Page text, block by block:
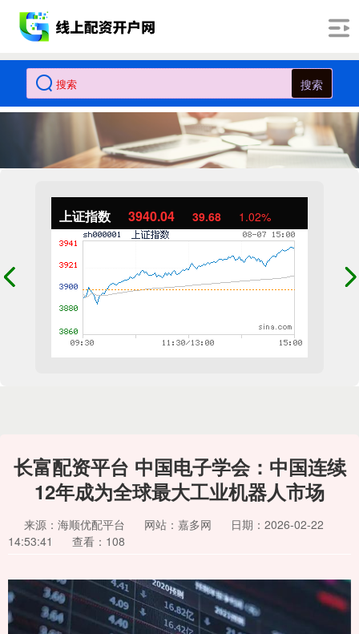
搜索
上证指数 3940.04 39.68 1.02%
长富配资平台 中国电子学会：中国连续
12年成为全球最大工业机器人市场
来源：海顺优配平台 网站：嘉多网
日期：2026-02-22
14:53:41
查看：108